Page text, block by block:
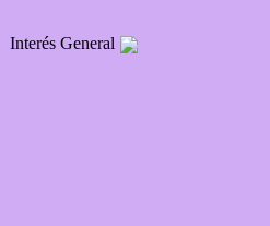
Interés General